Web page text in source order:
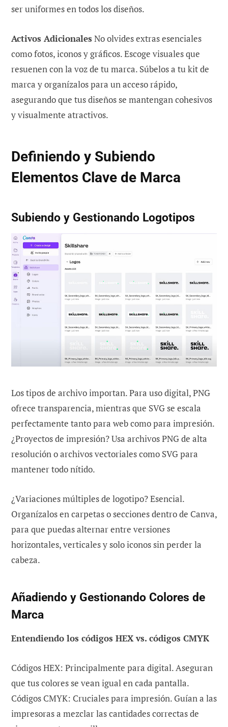
ser uniformes en todos los diseños.
Activos Adicionales No olvides extras esenciales
como fotos, iconos y gráficos. Escoge visuales que
resuenen con la voz de tu marca. Súbelos a tu kit de
marca y organízalos para un acceso rápido,
asegurando que tus diseños se mantengan cohesivos
y visualmente atractivos.
Definiendo y Subiendo
Elementos Clave de Marca
Subiendo y Gestionando Logotipos
Los tipos de archivo importan. Para uso digital, PNG
ofrece transparencia, mientras que SVG se escala
perfectamente tanto para web como para impresión.
¿Proyectos de impresión? Usa archivos PNG de alta
resolución o archivos vectoriales como SVG para
mantener todo nítido.
¿Variaciones múltiples de logotipo? Esencial.
Organízalos en carpetas o secciones dentro de Canva,
para que puedas alternar entre versiones
horizontales, verticales y solo iconos sin perder la
cabeza.
Añadiendo y Gestionando Colores de
Marca
Entendiendo los códigos HEX vs. códigos CMYK
Códigos HEX: Principalmente para digital. Aseguran
que tus colores se vean igual en cada pantalla.
Códigos CMYK: Cruciales para impresión. Guían a las
impresoras a mezclar las cantidades correctas de